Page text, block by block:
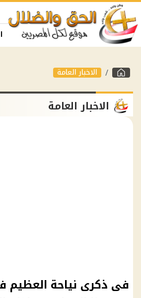
الاخبار العامة
الاخبار العامة
فى ذكرى نياحة العظيم